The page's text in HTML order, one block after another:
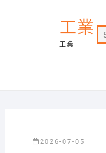
工業
工業
2026-07-05